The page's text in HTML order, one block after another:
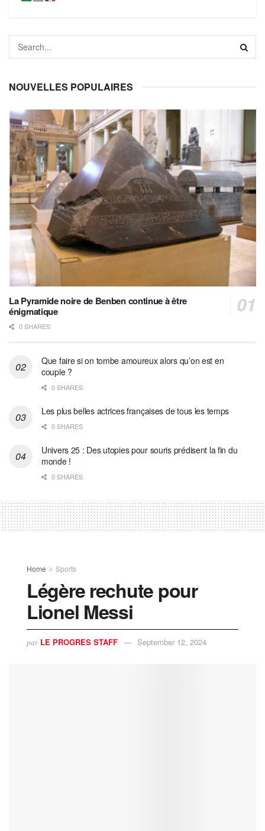
NOUVELLES POPULAIRES
La Pyramide noire de Benben continue à être
énigmatique
0 SHARES
Que faire si on tombe amoureux alors qu’on est en
couple ?
0 SHARES
Les plus belles actrices françaises de tous les temps
0 SHARES
Univers 25 : Des utopies pour souris prédisent la fin du
monde !
0 SHARES
Home Sports
Légère rechute pour
Lionel Messi
par LE PROGRES STAFF September 12, 2024